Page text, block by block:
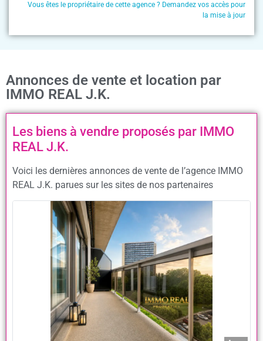
Vous êtes le propriétaire de cette agence ? Demandez vos accès pour
la mise à jour
Annonces de vente et location par
IMMO REAL J.K.
Les biens à vendre proposés par IMMO
REAL J.K.
Voici les dernières annonces de vente de l’agence IMMO
REAL J.K. parues sur les sites de nos partenaires